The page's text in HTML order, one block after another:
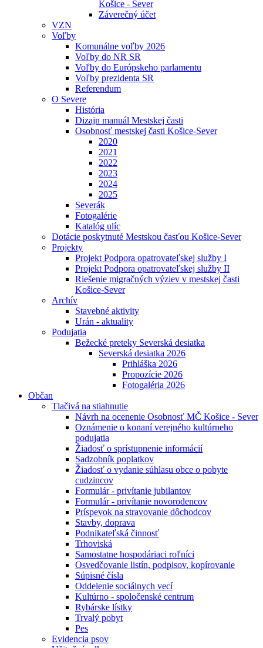
Košice - Sever
Záverečný účet
VZN
Voľby
Komunálne voľby 2026
Voľby do NR SR
Voľby do Európskeho parlamentu
Voľby prezidenta SR
Referendum
O Severe
História
Dizajn manuál Mestskej časti
Osobnosť mestskej časti Košice-Sever
2020
2021
2022
2023
2024
2025
Severák
Fotogalérie
Katalóg ulíc
Dotácie poskytnuté Mestskou časťou Košice-Sever
Projekty
Projekt Podpora opatrovateľskej služby I
Projekt Podpora opatrovateľskej služby II
Riešenie migračných výziev v mestskej časti
Košice-Sever
Archív
Stavebné aktivity
Urán - aktuality
Podujatia
Bežecké preteky Severská desiatka
Severská desiatka 2026
Prihláška 2026
Propozície 2026
Fotogaléria 2026
Občan
Tlačivá na stiahnutie
Návrh na ocenenie Osobnosť MČ Košice - Sever
Oznámenie o konaní verejného kultúrneho
podujatia
Žiadosť o sprístupnenie informácií
Sadzobník poplatkov
Žiadosť o vydanie súhlasu obce o pobyte
cudzincov
Formulár - privítanie jubilantov
Formulár - privítanie novorodencov
Príspevok na stravovanie dôchodcov
Stavby, doprava
Podnikateľská činnosť
Trhoviská
Samostatne hospodáriaci roľníci
Osvedčovanie listín, podpisov, kopírovanie
Súpisné čísla
Oddelenie sociálnych vecí
Kultúrno - spoločenské centrum
Rybárske lístky
Trvalý pobyt
Pes
Evidencia psov